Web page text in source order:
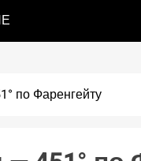
по Фаренгейту